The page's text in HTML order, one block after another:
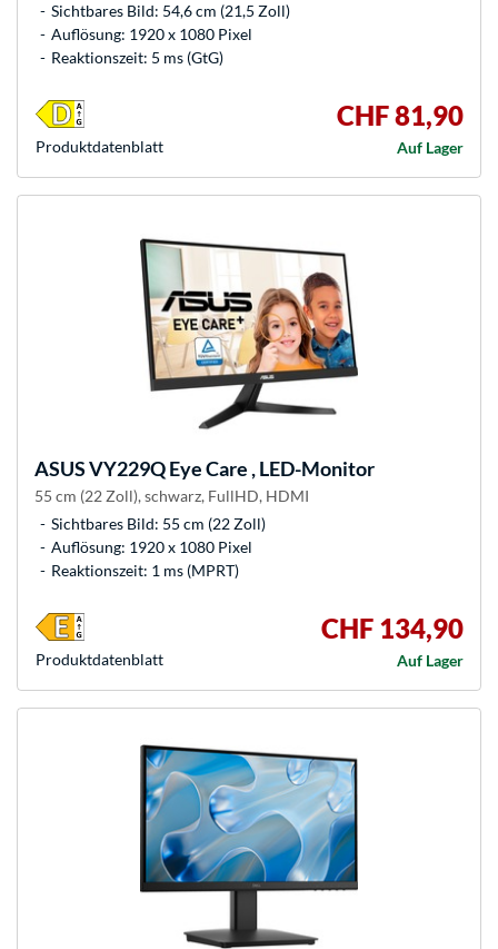
Sichtbares Bild: 54,6 cm (21,5 Zoll)
Auflösung: 1920 x 1080 Pixel
Reaktionszeit: 5 ms (GtG)
CHF 81,90
Auf Lager
Produkt­datenblatt
ASUSVY229Q Eye Care , LED-Monitor
55 cm (22 Zoll), schwarz, FullHD, HDMI
Sichtbares Bild: 55 cm (22 Zoll)
Auflösung: 1920 x 1080 Pixel
Reaktionszeit: 1 ms (MPRT)
CHF 134,90
Auf Lager
Produkt­datenblatt